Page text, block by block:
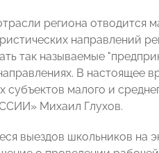
региона отводится
направлений
так называемые
В настоящее
малого и
Михаил Глухов.
выездов школьников на